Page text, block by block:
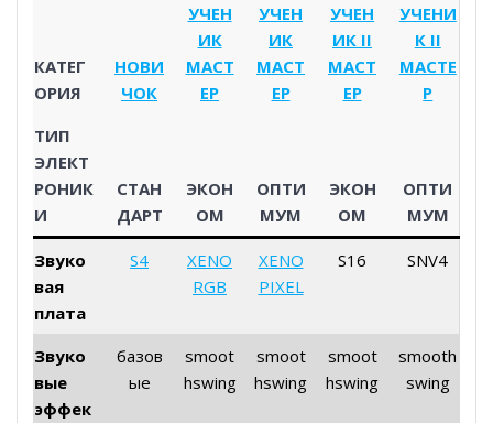
КАТЕГ
ОРИЯ
НОВИ
ЧОК
УЧЕН
ИК
МАСТ
ЕР
УЧЕН
ИК
МАСТ
ЕР
УЧЕН
ИК II
МАСТ
ЕР
УЧЕНИ
К II
МАСТЕ
Р
ТИП
ЭЛЕКТ
РОНИК
И
СТАН
ДАРТ
ЭКОН
ОМ
ОПТИ
МУМ
ЭКОН
ОМ
ОПТИ
МУМ
Звуко
вая
плата
S4
XENO
RGB
XENO
PIXEL
S16 SNV4
Звуко
вые
эффек
базов
ые
smoot
hswing
smoot
hswing
smoot
hswing
smooth
swing